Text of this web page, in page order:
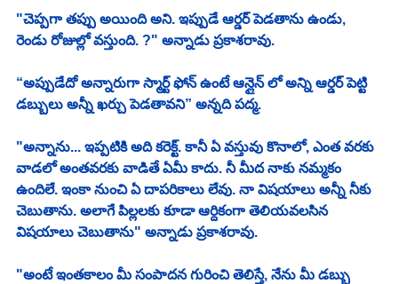
"చెప్పగా తప్పు అయింది అని. ఇప్పుడే ఆర్డర్ పెడతాను ఉండు,
రెండు రోజుల్లో వస్తుంది. ?" అన్నాడు ప్రకాశరావు.
“అప్పుడేదో అన్నారుగా స్మార్ట్ ఫోన్ ఉంటే ఆన్లైన్ లో అన్ని ఆర్డర్ పెట్టి
డబ్బులు అన్నీ ఖర్చు పెడతావని” అన్నది పద్మ.
"అన్నాను... ఇప్పటికి అది కరెక్ట్. కానీ ఏ వస్తువు కొనాలో, ఎంత వరకు
వాడలో అంతవరకు వాడితే ఏమీ కాదు. నీ మీద నాకు నమ్మకం
ఉందిలే. ఇంకా నుంచి ఏ దాపరికాలు లేవు. నా విషయాలు అన్నీ నీకు
చెబుతాను. అలాగే పిల్లలకు కూడా ఆర్దికంగా తెలియవలసిన
విషయాలు చెబుతాను" అన్నాడు ప్రకాశరావు.
"అంటే ఇంతకాలం మీ సంపాదన గురించి తెలిస్తే, నేను మీ డబ్బు